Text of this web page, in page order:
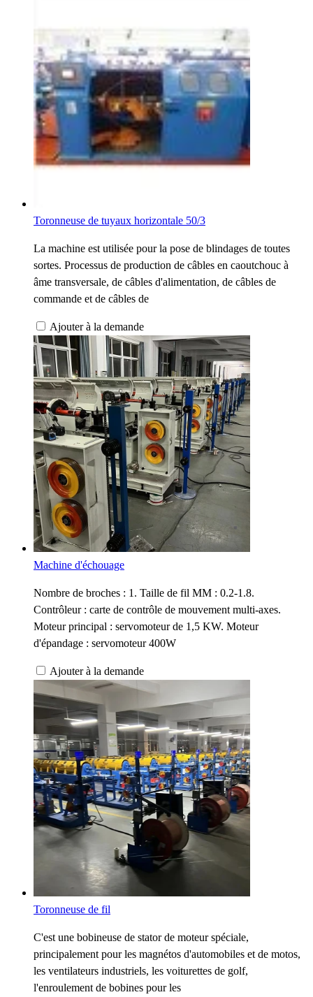
Toronneuse de tuyaux horizontale 50/3
La machine est utilisée pour la pose de blindages de toutes
sortes. Processus de production de câbles en caoutchouc à
âme transversale, de câbles d'alimentation, de câbles de
commande et de câbles de
Ajouter à la demande
Machine d'échouage
Nombre de broches : 1. Taille de fil MM : 0.2-1.8.
Contrôleur : carte de contrôle de mouvement multi-axes.
Moteur principal : servomoteur de 1,5 KW. Moteur
d'épandage : servomoteur 400W
Ajouter à la demande
Toronneuse de fil
C'est une bobineuse de stator de moteur spéciale,
principalement pour les magnétos d'automobiles et de motos,
les ventilateurs industriels, les voiturettes de golf,
l'enroulement de bobines pour les